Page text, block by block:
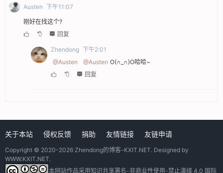
Austen 下午11:07
刚好在找这个?
回复
Zhendong 下午2:01
@Austen
@Austen O(∩_∩)O哈哈~
回复
关于本站 侵权反馈 捐助 友情链接 友链申请
Copyright © 2020-2026 Zhendong的博客-KXIT.NET. Designed by
WWW.KXIT.NET.
本网站作品采用知识共享署名-非商业性使用-禁止演绎 4.0 国际